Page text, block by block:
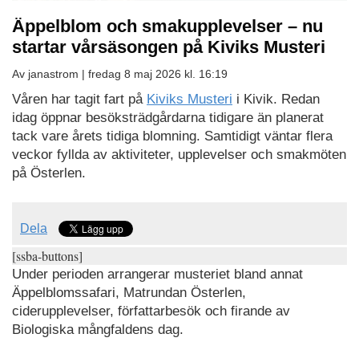
Äppelblom och smakupplevelser – nu
startar vårsäsongen på Kiviks Musteri
Av janastrom | fredag 8 maj 2026 kl. 16:19
Våren har tagit fart på Kiviks Musteri i Kivik. Redan
idag öppnar besöksträdgårdarna tidigare än planerat
tack vare årets tidiga blomning. Samtidigt väntar flera
veckor fyllda av aktiviteter, upplevelser och smakmöten
på Österlen.
Dela
[ssba-buttons]
Under perioden arrangerar musteriet bland annat
Äppelblomssafari, Matrundan Österlen,
ciderupplevelser, författarbesök och firande av
Biologiska mångfaldens dag.